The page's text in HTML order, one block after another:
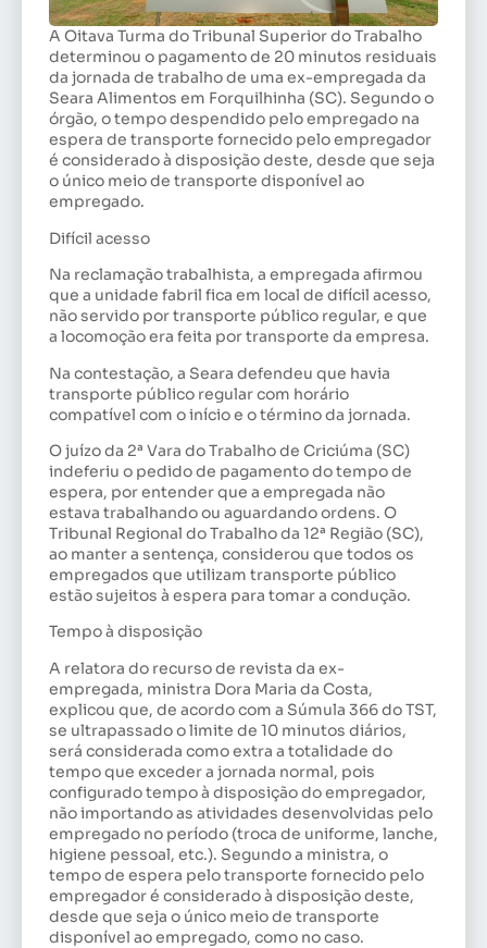
A Oitava Turma do Tribunal Superior do Trabalho
determinou o pagamento de 20 minutos residuais
da jornada de trabalho de uma ex-empregada da
Seara Alimentos em Forquilhinha (SC). Segundo o
órgão, o tempo despendido pelo empregado na
espera de transporte fornecido pelo empregador
é considerado à disposição deste, desde que seja
o único meio de transporte disponível ao
empregado.
Difícil acesso
Na reclamação trabalhista, a empregada afirmou
que a unidade fabril fica em local de difícil acesso,
não servido por transporte público regular, e que
a locomoção era feita por transporte da empresa.
Na contestação, a Seara defendeu que havia
transporte público regular com horário
compatível com o início e o término da jornada.
O juízo da 2ª Vara do Trabalho de Criciúma (SC)
indeferiu o pedido de pagamento do tempo de
espera, por entender que a empregada não
estava trabalhando ou aguardando ordens. O
Tribunal Regional do Trabalho da 12ª Região (SC),
ao manter a sentença, considerou que todos os
empregados que utilizam transporte público
estão sujeitos à espera para tomar a condução.
Tempo à disposição
A relatora do recurso de revista da ex-
empregada, ministra Dora Maria da Costa,
explicou que, de acordo com a Súmula 366 do TST,
se ultrapassado o limite de 10 minutos diários,
será considerada como extra a totalidade do
tempo que exceder a jornada normal, pois
configurado tempo à disposição do empregador,
não importando as atividades desenvolvidas pelo
empregado no período (troca de uniforme, lanche,
higiene pessoal, etc.). Segundo a ministra, o
tempo de espera pelo transporte fornecido pelo
empregador é considerado à disposição deste,
desde que seja o único meio de transporte
disponível ao empregado, como no caso.